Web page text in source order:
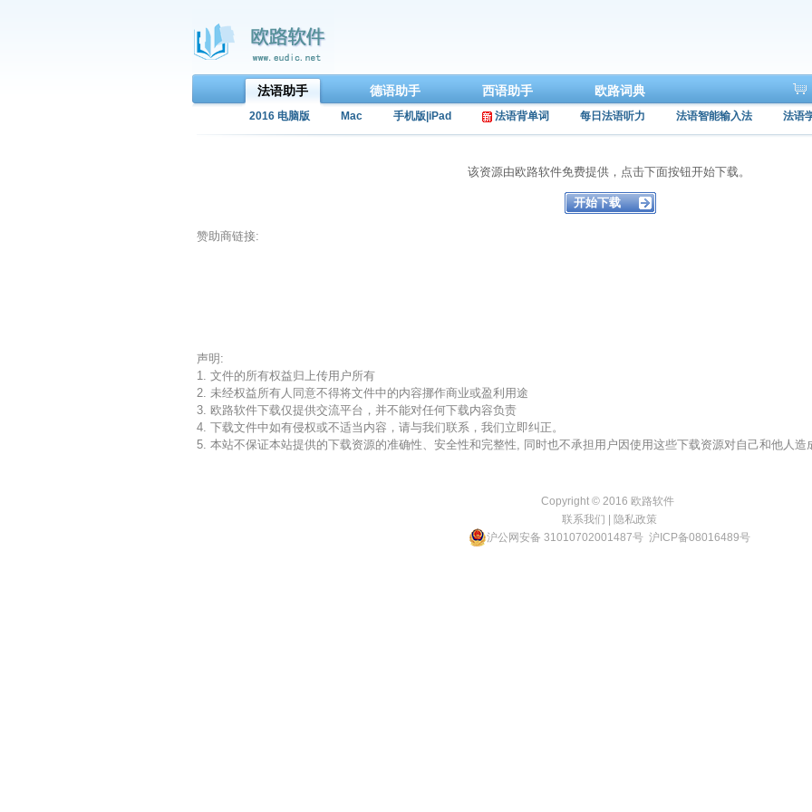
法语助手 德语助手 西语助手 欧路词典
2016 电脑版 Mac 手机版|iPad 法语背单词 每日法语听力 法语智能输入法 法语
该资源由欧路软件免费提供，点击下面按钮开始下载。
赞助商链接:
声明:
1. 文件的所有权益归上传用户所有
2. 未经权益所有人同意不得将文件中的内容挪作商业或盈利用途
3. 欧路软件下载仅提供交流平台，并不能对任何下载内容负责
4. 下载文件中如有侵权或不适当内容，请与我们联系，我们立即纠正。
5. 本站不保证本站提供的下载资源的准确性、安全性和完整性, 同时也不承担用户因使用这些下载资源对自己和他人造
Copyright © 2016 欧路软件
联系我们
隐私政策
沪公网安备 31010702001487号 沪ICP备08016489号